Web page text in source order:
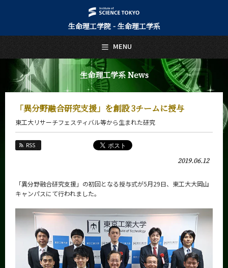
生命理工学院 - 生命理工学系
生命理工学系 News
「異分野融合研究支援」を創設 3チームに授与
東工大リサーチフェスティバル等から生まれた研究
RSS
2019.06.12
「異分野融合研究支援」の初回となる授与式が5月29日、東工大大岡山
キャンパスにて行われました。
MENU
日本語 English
トップページ
Top Page
生命理工学系について
About Us
教育
Education
教員・研究室
Faculty and Laboratories
入学案内
生命理工学系 News
News
News 一覧